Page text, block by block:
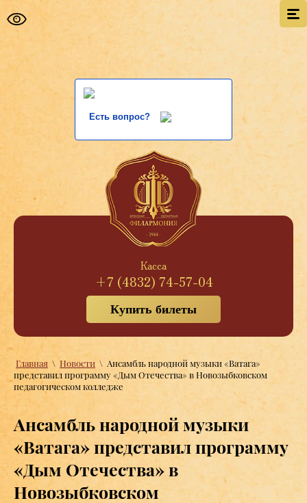
Есть вопрос?
Касса
+7 (4832) 74-57-04
Купить билеты
Главная \ Новости \ Ансамбль народной музыки «Ватага»
представил программу «Дым Отечества» в Новозыбковском
педагогическом колледже
Ансамбль народной музыки
«Ватага» представил программу
«Дым Отечества» в
Новозыбковском